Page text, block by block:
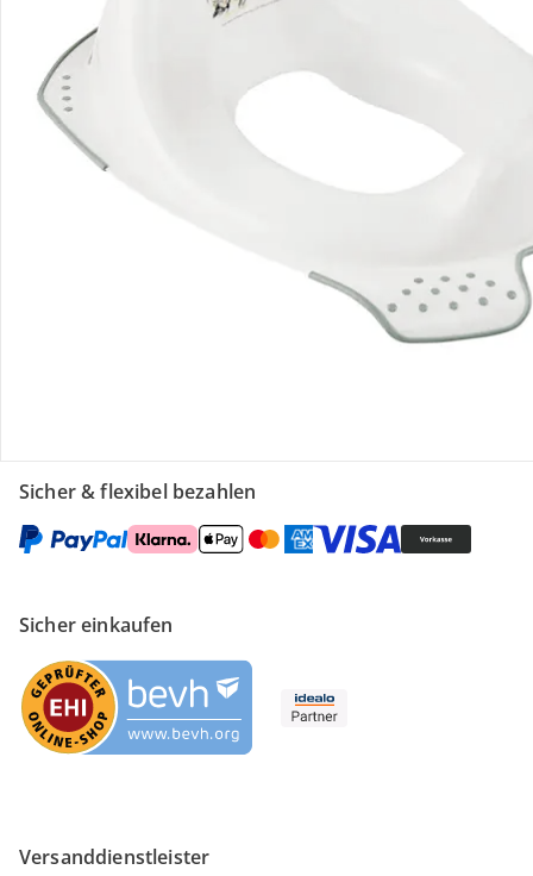
Retoure & Reklamation
Gutscheine & Aktionen
Sicher & flexibel bezahlen
Sicher einkaufen
Versanddienstleister